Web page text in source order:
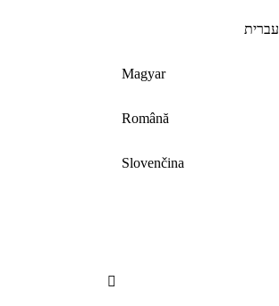
עברית
Magyar
Română
Slovenčina
